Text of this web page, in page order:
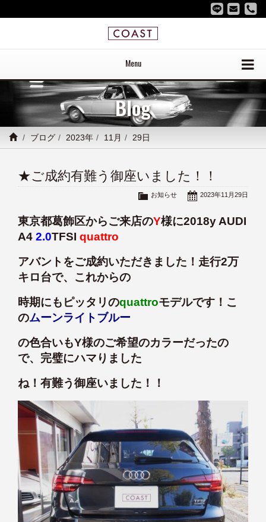
Menu
Blog
ブログ 2023年 11月 29日
★ご成約有難う御座いました！！
2023年11月29日
お知らせ
東京都葛飾区からご来店のY様に2018y AUDI
A4 2.0TFSI quattro
アバントをご成約いただきました！走行2万
キロ台で、これからの
時期にもピッタリのquattroモデルです！こ
のムーンライトブルー
の色合いもY様のご希望のカラーだったの
で、完璧にハマりました
ね！有難う御座いました！！